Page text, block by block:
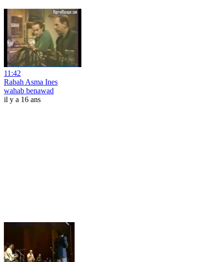
11:42
Rabah Asma Ines
wahab benawad
il y a 16 ans